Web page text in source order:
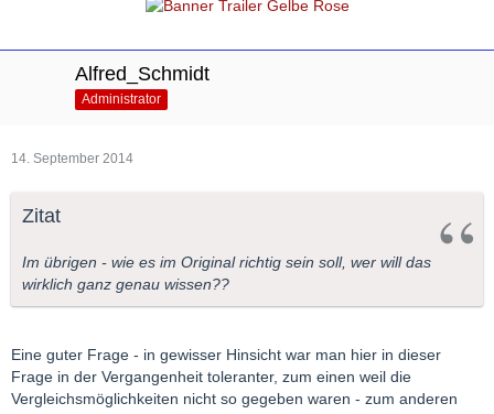
Alfred_Schmidt
Administrator
14. September 2014
Zitat
Im übrigen - wie es im Original richtig sein soll, wer will das
wirklich ganz genau wissen??
Eine guter Frage - in gewisser Hinsicht war man hier in dieser
Frage in der Vergangenheit toleranter, zum einen weil die
Vergleichsmöglichkeiten nicht so gegeben waren - zum anderen